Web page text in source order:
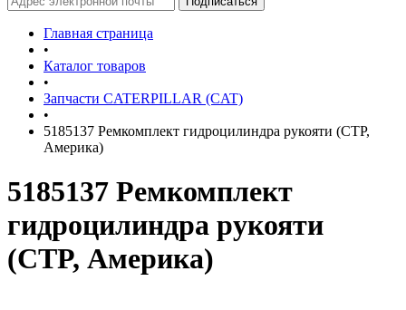
Главная страница
•
Каталог товаров
•
Запчасти CATERPILLAR (CAT)
•
5185137 Ремкомплект гидроцилиндра рукояти (CTP,
Америка)
5185137 Ремкомплект
гидроцилиндра рукояти
(CTP, Америка)